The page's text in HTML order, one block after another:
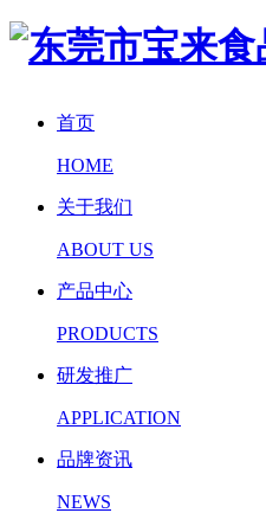
首页
HOME
关于我们
ABOUT US
产品中心
PRODUCTS
研发推广
APPLICATION
品牌资讯
NEWS